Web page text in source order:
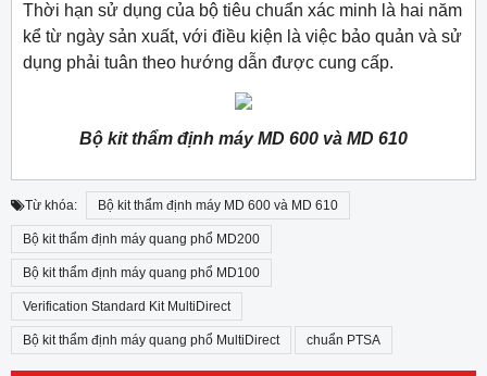
Thời hạn sử dụng của bộ tiêu chuẩn xác minh là hai năm
kể từ ngày sản xuất, với điều kiện là việc bảo quản và sử
dụng phải tuân theo hướng dẫn được cung cấp.
Bộ kit thẩm định máy MD 600 và MD 610
Từ khóa: Bộ kit thẩm định máy MD 600 và MD 610
Bộ kit thẩm định máy quang phổ MD200
Bộ kit thẩm định máy quang phổ MD100
Verification Standard Kit MultiDirect
Bộ kit thẩm định máy quang phổ MultiDirect chuẩn PTSA